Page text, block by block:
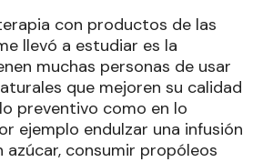
con productos de las
llevó a estudiar es la
muchas personas de usar
que mejoren su calidad
preventivo como en lo
ejemplo endulzar una infusión
azúcar, consumir propóleos